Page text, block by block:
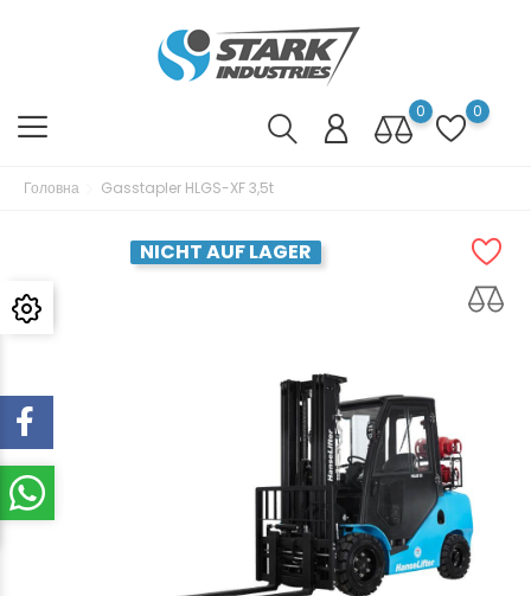
0 0
Головна Gasstapler HLGS-XF 3,5t
NICHT AUF LAGER